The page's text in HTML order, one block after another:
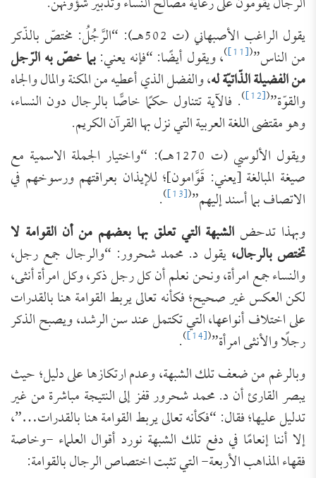
يقول الراغب الأصبهاني (ت 502هـ): “الرَّجُلُ: مختصّ بالذّكر
من الناس”(
[11]
)، ويقول أيضًا: “فإنه يعني:بما خصّ به الرّجل
من الفضيلة الذّاتيّة له، والفضل الذي أعطيه من المكنة والمال والجاه
والقوّة”(
[12]
). فالآية تتناول حكمًا خاصًّا بالرجال دون النساء،
وهو مقتضى اللغة العربية التي نزل بها القرآن الكريم.
ويقول الألوسي (ت 1270هـ): “واختيار الجملة الاسمية مع
صيغة المبالغة [يعني: قَوَّامون]؛ للإيذان بعراقتهم ورسوخهم في
الاتصاف بما أسند إليهم”(
[13]
)
.
وبهذا تدحض الشبهة التي تعلق بها بعضهم من أن القوامة لا
تختص بالرجال،يقول د. محمد شحرور: “والرجال جمع رجل،
والنساء جمع امرأة، ونحن نعلم أن كل رجل ذكر، وكل امرأة أنثى،
لكن العكس غير صحيح؛ فكأنه تعالى يربط القوامة هنا بالقدرات
على اختلاف أنواعها، التي تكتمل عند سن الرشد، ويصبح الذكر
رجلًا والأنثى امرأة”(
[14]
)
.
وبالرغم من ضعف تلك الشبهة، وعدم ارتكازها على دليل؛ حيث
يبصر القارئ أن د. محمد شحرور قفز إلى النتيجة مباشرة من غير
تدليل عليها؛ فقال: “فكأنه تعالى يربط القوامة هنا بالقدرات…”،
إلا أننا إنعامًا في دفع تلك الشبهة نورد أقوال العلماء -وخاصة
فقهاء المذاهب الأربعة- التي تثبت اختصاص الرجال بالقوامة: